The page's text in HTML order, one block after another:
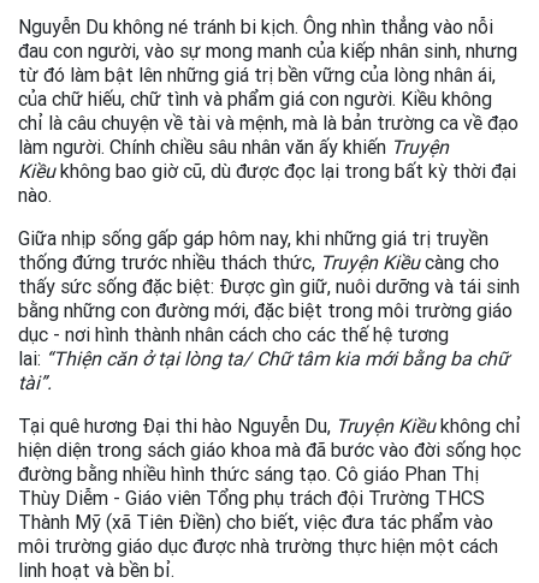
Nguyễn Du không né tránh bi kịch. Ông nhìn thẳng vào nỗi
đau con người, vào sự mong manh của kiếp nhân sinh, nhưng
từ đó làm bật lên những giá trị bền vững của lòng nhân ái,
của chữ hiếu, chữ tình và phẩm giá con người. Kiều không
chỉ là câu chuyện về tài và mệnh, mà là bản trường ca về đạo
làm người. Chính chiều sâu nhân văn ấy khiến Truyện
Kiềukhông bao giờ cũ, dù được đọc lại trong bất kỳ thời đại
nào.
Giữa nhịp sống gấp gáp hôm nay, khi những giá trị truyền
thống đứng trước nhiều thách thức, Truyện Kiềucàng cho
thấy sức sống đặc biệt: Được gìn giữ, nuôi dưỡng và tái sinh
bằng những con đường mới, đặc biệt trong môi trường giáo
dục - nơi hình thành nhân cách cho các thế hệ tương
lai: “Thiện căn ở tại lòng ta/ Chữ tâm kia mới bằng ba chữ
tài”.
Tại quê hương Đại thi hào Nguyễn Du, Truyện Kiềukhông chỉ
hiện diện trong sách giáo khoa mà đã bước vào đời sống học
đường bằng nhiều hình thức sáng tạo. Cô giáo Phan Thị
Thùy Diễm - Giáo viên Tổng phụ trách đội Trường THCS
Thành Mỹ (xã Tiên Điền) cho biết, việc đưa tác phẩm vào
môi trường giáo dục được nhà trường thực hiện một cách
linh hoạt và bền bỉ.